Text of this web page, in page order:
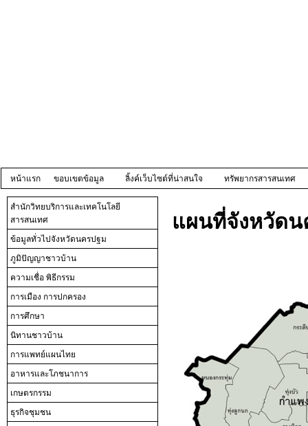
หน้าแรก ขอบเขตข้อมูล ลิ้งค์เว็บไซต์ที่น่าสนใจ ทรัพยากรสารสนเทศ
สำนักวิทยบริการและเทคโนโลยี
สารสนเทศ
ข้อมูลทั่วไปจังหวัดนครปฐม
ภูมิปัญญาชาวบ้าน
ความเชื่อ พิธีกรรม
การเมือง การปกครอง
การศึกษา
นิทานชาวบ้าน
การแพทย์แผนไทย
อาหารและโภชนาการ
เกษตรกรรม
ธุรกิจชุมชน
แผนที่จังหวัด